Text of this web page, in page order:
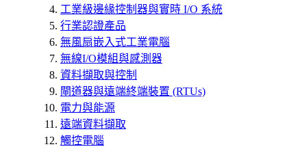
工業級邊緣控制器與實時 I/O 系統
行業認證產品
無風扇嵌入式工業電腦
無線I/O模組與感測器
資料擷取與控制
閘道器與遠端終端裝置 (RTUs)
電力與能源
遠端資料擷取
觸控電腦